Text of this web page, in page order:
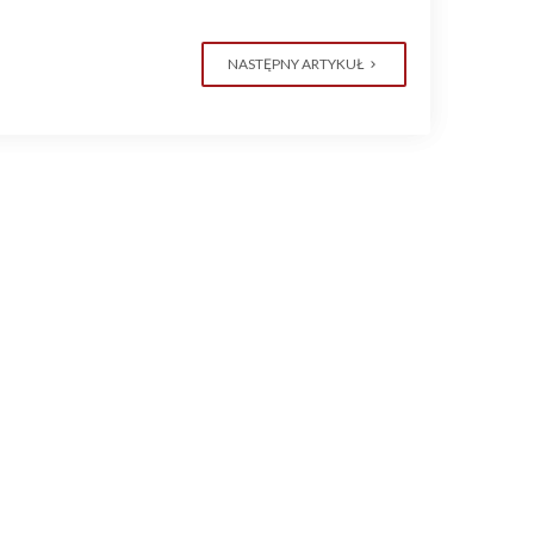
NASTĘPNY ARTYKUŁ